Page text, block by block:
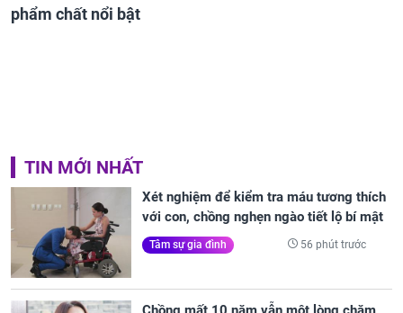
phẩm chất nổi bật
TIN MỚI NHẤT
Xét nghiệm để kiểm tra máu tương thích
với con, chồng nghẹn ngào tiết lộ bí mật
Tâm sự gia đình 56 phút trước